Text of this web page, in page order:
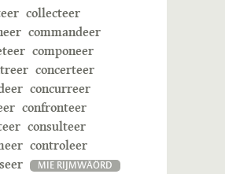
collecteer
commandeer
componeer
concerteer
concurreer
confronteer
consulteer
controleer
MIE RIJMWÄÖRD